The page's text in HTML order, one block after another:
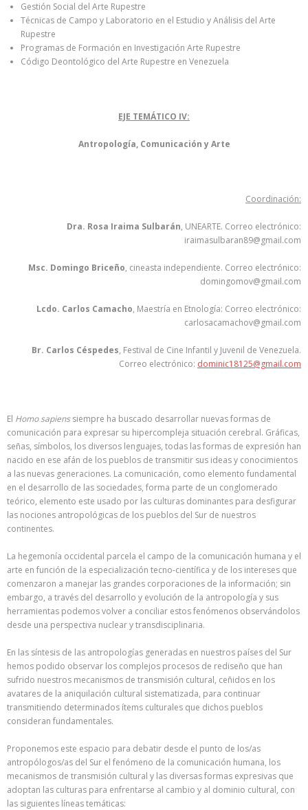
Gestión Social del Arte Rupestre
Técnicas de Campo y Laboratorio en el Estudio y Análisis del Arte
Rupestre
Programas de Formación en Investigación Arte Rupestre
Código Deontológico del Arte Rupestre en Venezuela
EJE TEMÁTICO IV:
Antropología, Comunicación y Arte
Coordinación:
Dra. Rosa Iraima Sulbarán, UNEARTE. Correo electrónico:
iraimasulbaran89@gmail.com
Msc. Domingo Briceño, cineasta independiente. Correo electrónico:
domingomov@gmail.com
Lcdo. Carlos Camacho, Maestría en Etnología: Correo electrónico:
carlosacamachov@gmail.com
Br. Carlos Céspedes, Festival de Cine Infantil y Juvenil de Venezuela.
Correo electrónico: dominic18125@gmail.com
El Homo sapiens siempre ha buscado desarrollar nuevas formas de
comunicación para expresar su hipercompleja situación cerebral. Gráficas,
señas, símbolos, los diversos lenguajes, todas las formas de expresión han
nacido en ese afán de los pueblos de transmitir sus ideas y conocimientos
a las nuevas generaciones. La comunicación, como elemento fundamental
en el desarrollo de las sociedades, forma parte de un conglomerado
teórico, elemento este usado por las culturas dominantes para desfigurar
las nociones antropológicas de los pueblos del Sur de nuestros
continentes.
La hegemonía occidental parcela el campo de la comunicación humana y el
arte en función de la especialización tecno-científica y de los intereses que
comenzaron a manejar las grandes corporaciones de la información; sin
embargo, a través del desarrollo y evolución de la antropología y sus
herramientas podemos volver a conciliar estos fenómenos observándolos
desde una perspectiva nuclear y transdisciplinaria.
En las síntesis de las antropologías generadas en nuestros países del Sur
hemos podido observar los complejos procesos de rediseño que han
sufrido nuestros mecanismos de transmisión cultural, ceñidos en los
avatares de la aniquilación cultural sistematizada, para continuar
transmitiendo determinados ítems culturales que dichos pueblos
consideran fundamentales.
Proponemos este espacio para debatir desde el punto de los/as
antropólogos/as del Sur el fenómeno de la comunicación humana, los
mecanismos de transmisión cultural y las diversas formas expresivas que
adoptan las culturas para enfrentarse al cambio y al dominio cultural, con
las siguientes líneas temáticas: